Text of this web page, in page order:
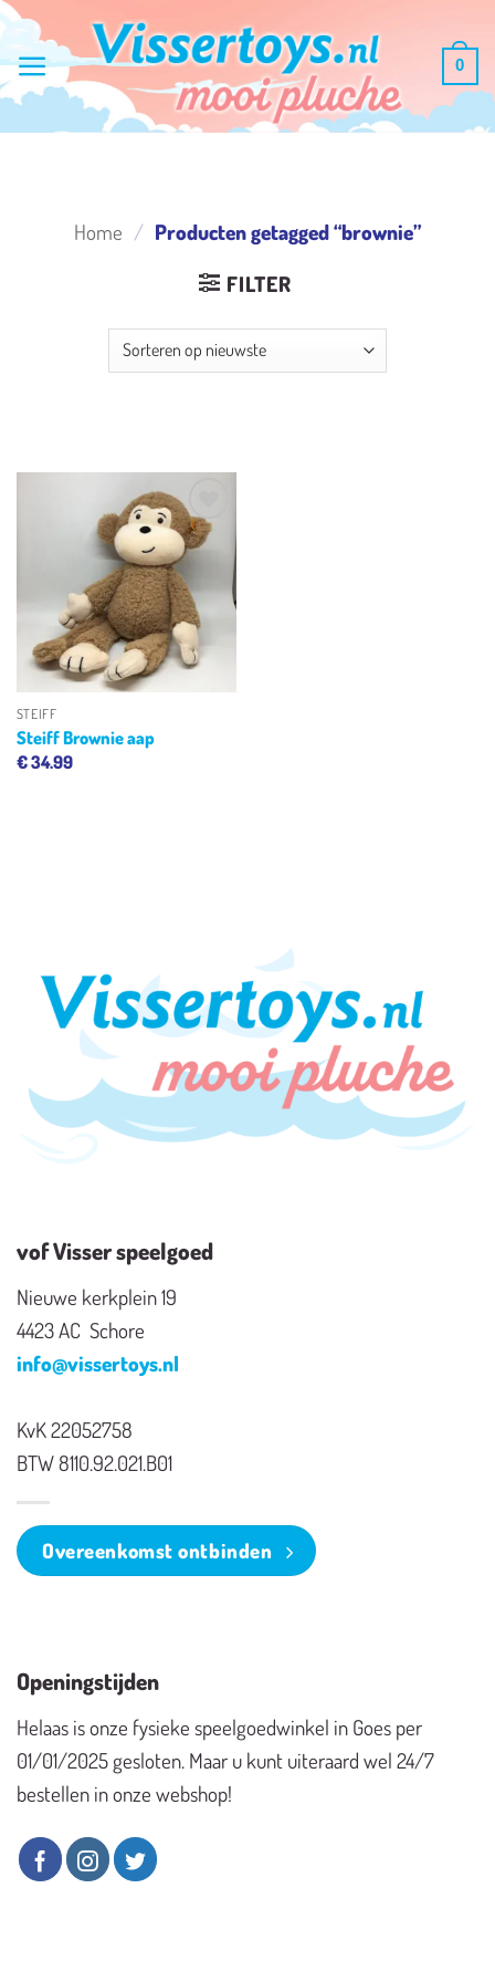
Ga
inhoud
0
Home / Producten getagged “brownie”
FILTER
Toevoegen
aan
verlanglijst
STEIFF
Steiff Brownie aap
€34.99
vof Visser speelgoed
Nieuwe kerkplein 19
4423 AC Schore
info@vissertoys.nl
KvK 22052758
BTW 8110.92.021.B01
Overeenkomst ontbinden
Openingstijden
Helaas is onze fysieke speelgoedwinkel in Goes per
01/01/2025 gesloten. Maar u kunt uiteraard wel 24/7
bestellen in onze webshop!